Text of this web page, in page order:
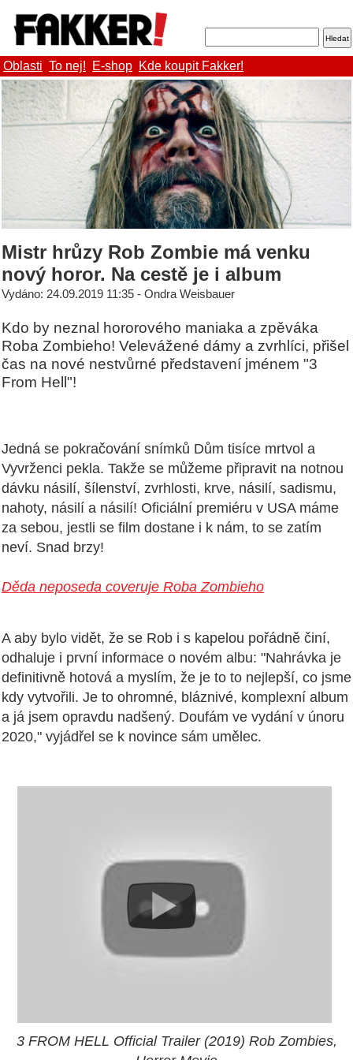
Oblasti To nej! E-shop Kde koupit Fakker!
Mistr hrůzy Rob Zombie má venku
nový horor. Na cestě je i album
Vydáno: 24.09.2019 11:35 - Ondra Weisbauer
Kdo by neznal hororového maniaka a zpěváka
Roba Zombieho! Velevážené dámy a zvrhlíci, přišel
čas na nové nestvůrné představení jménem "3
From Hell"!
Jedná se pokračování snímků Dům tisíce mrtvol a
Vyvrženci pekla. Takže se můžeme připravit na notnou
dávku násilí, šílenství, zvrhlosti, krve, násilí, sadismu,
nahoty, násilí a násilí! Oficiální premiéru v USA máme
za sebou, jestli se film dostane i k nám, to se zatím
neví. Snad brzy!
Děda neposeda coveruje Roba Zombieho
A aby bylo vidět, že se Rob i s kapelou pořádně činí,
odhaluje i první informace o novém albu: "Nahrávka je
definitivně hotová a myslím, že je to to nejlepší, co jsme
kdy vytvořili. Je to ohromné, bláznivé, komplexní album
a já jsem opravdu nadšený. Doufám ve vydání v únoru
2020," vyjádřel se k novince sám umělec.
3 FROM HELL Official Trailer (2019) Rob Zombies,